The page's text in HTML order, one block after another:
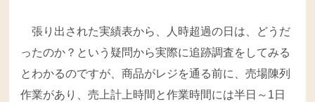
張り出された実績表から、人時超過の日は、どうだ
ったのか？という疑問から実際に追跡調査をしてみる
とわかるのですが、商品がレジを通る前に、売場陳列
作業があり、売上計上時間と作業時間には半日～1日